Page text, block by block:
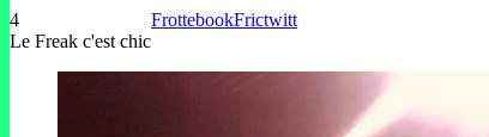
4
Le Freak c'est chic
FrottebookFrictwitt